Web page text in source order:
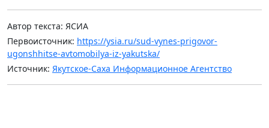
Автор текста: ЯСИА
Первоисточник: https://ysia.ru/sud-vynes-prigovor-
ugonshhitse-avtomobilya-iz-yakutska/
Источник: Якутское-Саха Информационное Агентство